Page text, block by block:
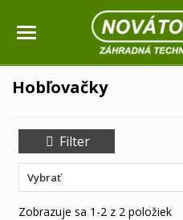
Hobľovačky
Filter
Vybrať
Zobrazuje sa 1-2 z 2 položiek